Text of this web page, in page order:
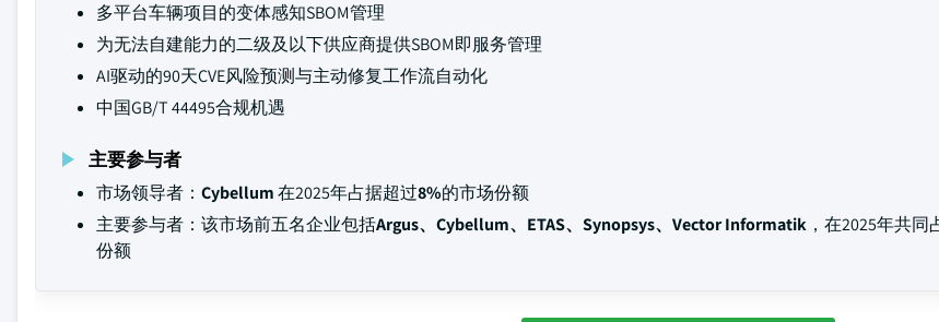
多平台车辆项目的变体感知SBOM管理
为无法自建能力的二级及以下供应商提供SBOM即服务管理
AI驱动的90天CVE风险预测与主动修复工作流自动化
中国GB/T 44495合规机遇
主要参与者
市场领导者： Cybellum在2025年占据超过8%的市场份额
主要参与者：该市场前五名企业包括Argus、Cybellum、ETAS、Synopsys、Vector Informatik ，在2025年共同
份额